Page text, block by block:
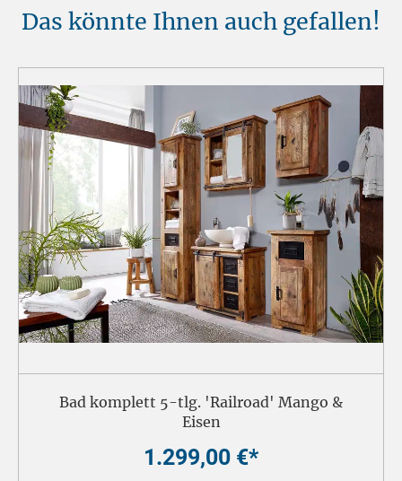
Das könnte Ihnen auch gefallen!
Bad komplett 5-tlg. 'Railroad' Mango &
Eisen
1.299,00 €*